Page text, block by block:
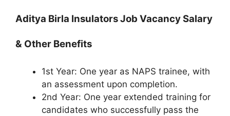
Aditya Birla Insulators Job Vacancy Salary
& Other Benefits
1st Year: One year as NAPS trainee, with
an assessment upon completion.
2nd Year: One year extended training for
candidates who successfully pass the